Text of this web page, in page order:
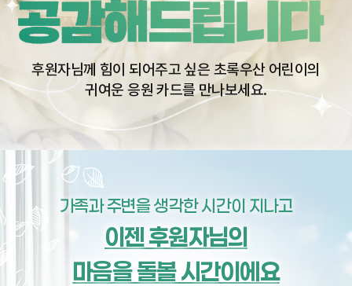
후원자님께 힘이 되어주고 싶은 초록우산 어린이의
귀여운 응원 카드를 만나보세요.
가족과 주변을 생각한 시간이 지나고
이젠 후원자님의
마음을 돌볼 시간이에요